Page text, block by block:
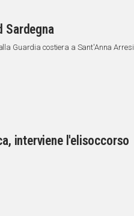
Sardegna
Guardia costiera a Sant'Anna Arresi
interviene l'elisoccorso